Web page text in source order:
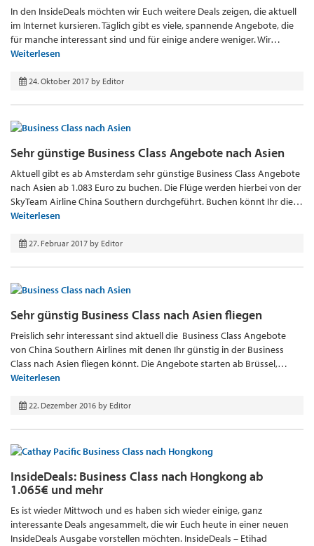
In den InsideDeals möchten wir Euch weitere Deals zeigen, die aktuell
im Internet kursieren. Täglich gibt es viele, spannende Angebote, die
für manche interessant sind und für einige andere weniger. Wir…
Weiterlesen
24. Oktober 2017 by Editor
Sehr günstige Business Class Angebote nach Asien
Aktuell gibt es ab Amsterdam sehr günstige Business Class Angebote
nach Asien ab 1.083 Euro zu buchen. Die Flüge werden hierbei von der
SkyTeam Airline China Southern durchgeführt. Buchen könnt Ihr die…
Weiterlesen
27. Februar 2017 by Editor
Sehr günstig Business Class nach Asien fliegen
Preislich sehr interessant sind aktuell die Business Class Angebote
von China Southern Airlines mit denen Ihr günstig in der Business
Class nach Asien fliegen könnt. Die Angebote starten ab Brüssel,…
Weiterlesen
22. Dezember 2016 by Editor
InsideDeals: Business Class nach Hongkong ab
1.065€ und mehr
Es ist wieder Mittwoch und es haben sich wieder einige, ganz
interessante Deals angesammelt, die wir Euch heute in einer neuen
InsideDeals Ausgabe vorstellen möchten. InsideDeals – Etihad